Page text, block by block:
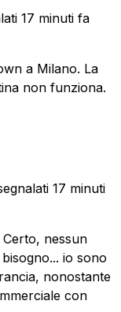
17 minuti fa
a Milano. La
non funziona.
17 minuti
Certo, nessun
io sono
nonostante
con